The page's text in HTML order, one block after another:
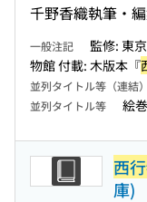
千野香織執筆・
一般注記
監修: 東
物館 付載: 木版本『
並列タイトル等（連結）
並列タイトル等 絵巻
西
庫)